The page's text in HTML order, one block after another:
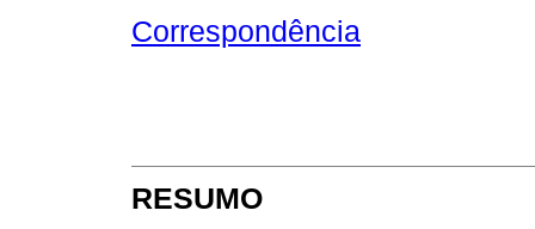
Correspondência
RESUMO